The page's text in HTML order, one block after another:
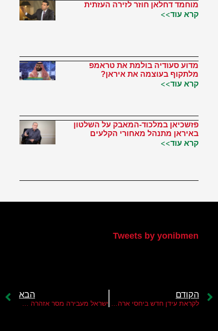
מוחמד דחלאן חוזר לזירה העזתית
קרא עוד>>
מדוע סעודיה בולמת את טראמפ
מלתקוף בעוצמה את איראן?
קרא עוד>>
פזשכיאן במלכוד-המאבק על השלטון
באיראן מתנהל מאחורי הקלעים
קרא עוד>>
Tweets by yonibmen
הקודם הבא